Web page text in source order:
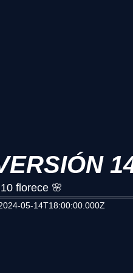
florece 🌸
05-14T18:00:00.000Z